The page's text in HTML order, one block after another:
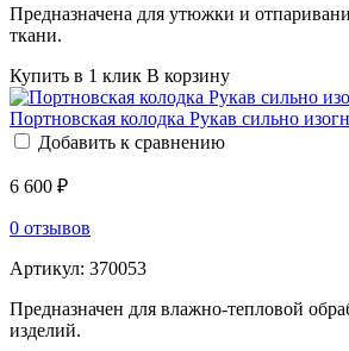
Предназначена для утюжки и
ткани.
Купить в 1 клик В корзину
Портновская колодка Рукав сильно
Добавить к сравнению
6 600 ₽
0 отзывов
Артикул: 370053
Предназначен для влажно-тепловой
изделий.